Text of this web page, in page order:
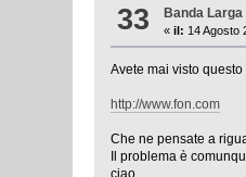
33 Banda Larga
«il: 14 Agosto
Avete mai visto
http://www.fon.com
Che ne pensate a
Il problema è
ciao